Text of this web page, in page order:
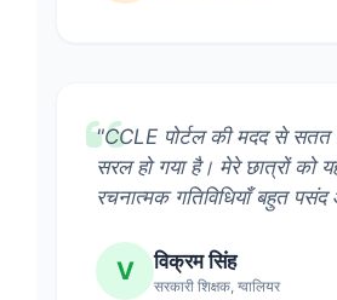
"CCLE पोर्टल की मदद से सतत
सरल हो गया है। मेरे छात्रों को
रचनात्मक गतिविधियाँ बहुत
V विक्रम सिंह
सरकारी शिक्षक, ग्वालियर